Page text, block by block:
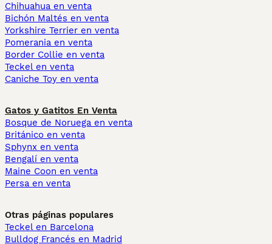
Chihuahua en venta
Bichón Maltés en venta
Yorkshire Terrier en venta
Pomerania en venta
Border Collie en venta
Teckel en venta
Caniche Toy en venta
Gatos y Gatitos En Venta
Bosque de Noruega en venta
Británico en venta
Sphynx en venta
Bengalí en venta
Maine Coon en venta
Persa en venta
Otras páginas populares
Teckel en Barcelona
Bulldog Francés en Madrid